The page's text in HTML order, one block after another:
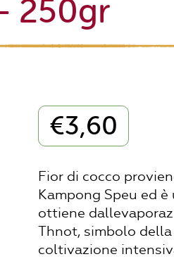
250gr
€3,60
Fior di cocco
Kampong Speu ed
ottiene
Thnot, simbolo
coltivazione